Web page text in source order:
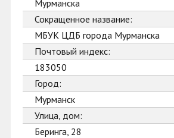
Мурманска
Сокращенное название:
МБУК ЦДБ города Мурманска
Почтовый индекс:
183050
Город:
Мурманск
Улица, дом:
Беринга, 28